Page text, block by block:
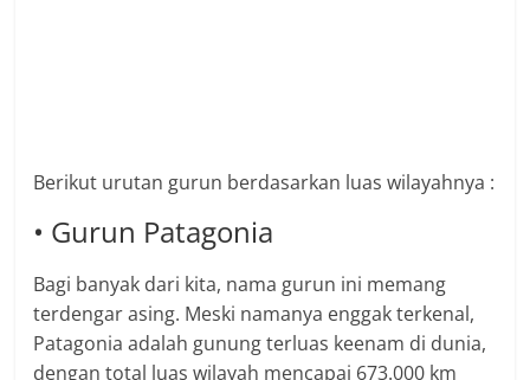
Berikut urutan gurun berdasarkan luas wilayahnya :
• Gurun Patagonia
Bagi banyak dari kita, nama gurun ini memang
terdengar asing. Meski namanya enggak terkenal,
Patagonia adalah gunung terluas keenam di dunia,
dengan total luas wilayah mencapai 673.000 km